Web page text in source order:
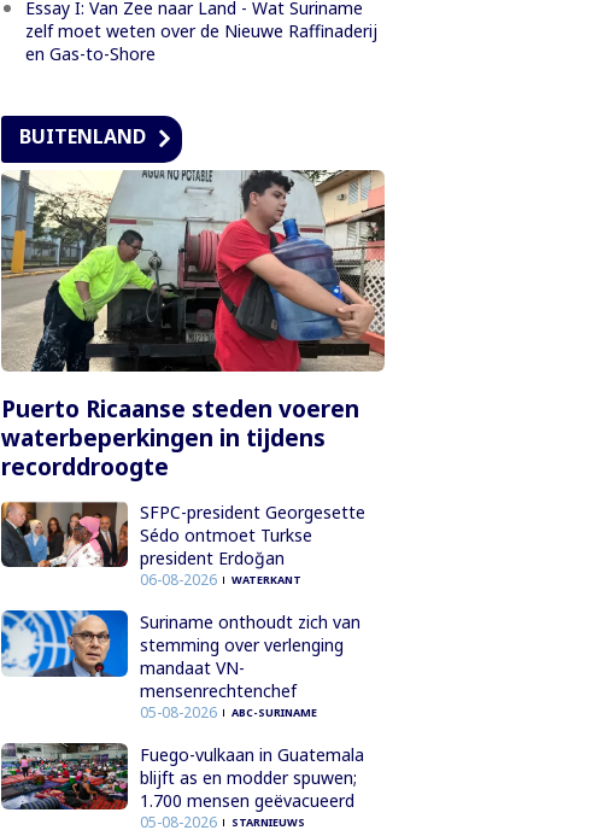
Essay I: Van Zee naar Land - Wat Suriname
zelf moet weten over de Nieuwe Raffinaderij
en Gas-to-Shore
BUITENLAND
Puerto Ricaanse steden voeren
waterbeperkingen in tijdens
recorddroogte
SFPC-president Georgesette
Sédo ontmoet Turkse
president Erdoğan
06-08-2026 WATERKANT
Suriname onthoudt zich van
stemming over verlenging
mandaat VN-
mensenrechtenchef
05-08-2026 ABC-SURINAME
Fuego-vulkaan in Guatemala
blijft as en modder spuwen;
1.700 mensen geëvacueerd
05-08-2026 STARNIEUWS